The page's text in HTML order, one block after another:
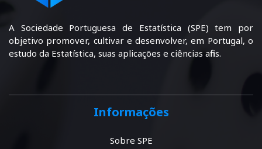
A Sociedade Portuguesa de Estatística (SPE) tem por
objetivo promover, cultivar e desenvolver, em Portugal, o
estudo da Estatística, suas aplicações e ciências afins.
Informações
Sobre SPE